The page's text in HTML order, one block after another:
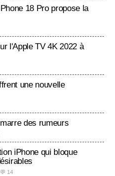
18 Pro propose la
l'Apple TV 4K 2022 à
une nouvelle
des rumeurs
iPhone qui bloque
💬 14